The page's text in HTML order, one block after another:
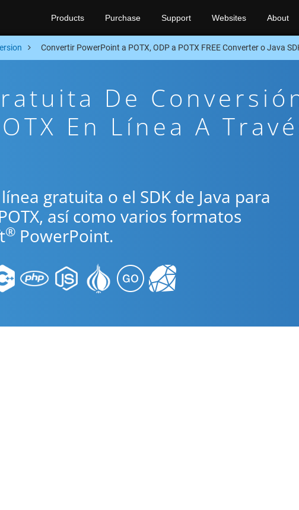
Products Purchase Support Websites About
Convertir PowerPoint a POTX, ODP a POTX FREE Converter o Java
De
En Línea A
gratuita o el SDK de Java para
así como varios formatos
® PowerPoint.